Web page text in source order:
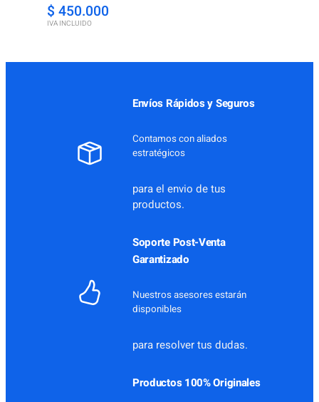
$ 450.000
IVA INCLUIDO
Envíos Rápidos y Seguros
Contamos con aliados
estratégicos
para el envio de tus
productos.
Soporte Post-Venta
Garantizado
Nuestros asesores estarán
disponibles
para resolver tus dudas.
Productos 100% Originales